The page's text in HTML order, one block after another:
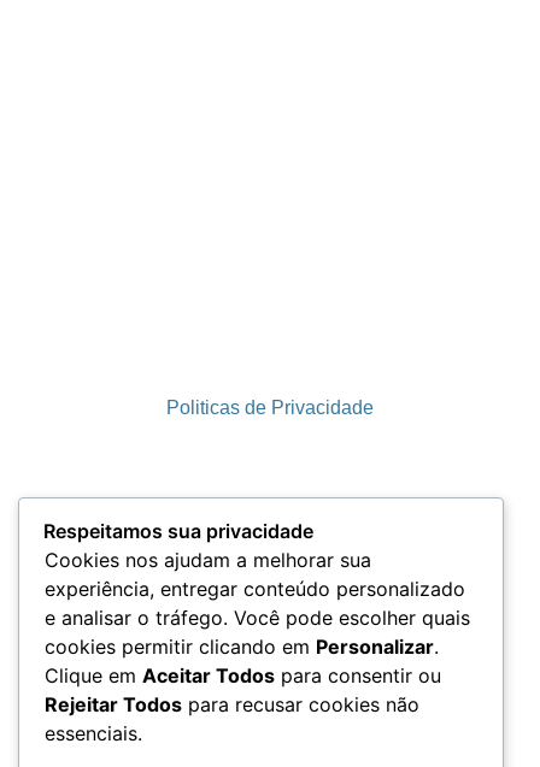
Politicas de Privacidade
Termos e Condições
LGPD
Respeitamos sua privacidade
Cookies nos ajudam a melhorar sua
experiência, entregar conteúdo personalizado
e analisar o tráfego. Você pode escolher quais
cookies permitir clicando em Personalizar.
Clique em Aceitar Todos para consentir ou
Rejeitar Todos para recusar cookies não
essenciais.